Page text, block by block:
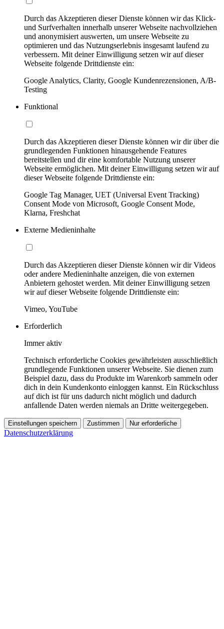
Durch das Akzeptieren dieser Dienste können wir das Klick-
und Surfverhalten innerhalb unserer Webseite nachvollziehen
und anonymisiert auswerten, um unsere Webseite zu
optimieren und das Nutzungserlebnis insgesamt laufend zu
verbessern. Mit deiner Einwilligung setzen wir auf dieser
Webseite folgende Drittdienste ein:
Google Analytics, Clarity, Google Kundenrezensionen, A/B-
Testing
Funktional
Durch das Akzeptieren dieser Dienste können wir dir über die
grundlegenden Funktionen hinausgehende Features
bereitstellen und dir eine komfortable Nutzung unserer
Webseite ermöglichen. Mit deiner Einwilligung setzen wir auf
dieser Webseite folgende Drittdienste ein:
Google Tag Manager, UET (Universal Event Tracking)
Consent Mode von Microsoft, Google Consent Mode,
Klarna, Freshchat
Externe Medieninhalte
Durch das Akzeptieren dieser Dienste können wir dir Videos
oder andere Medieninhalte anzeigen, die von externen
Anbietern gehostet werden. Mit deiner Einwilligung setzen
wir auf dieser Webseite folgende Drittdienste ein:
Vimeo, YouTube
Erforderlich
Immer aktiv
Technisch erforderliche Cookies gewährleisten ausschließlich
grundlegende Funktionen unserer Webseite. Sie dienen zum
Beispiel dazu, dass du Produkte im Warenkorb sammeln oder
dich in dein Kundenkonto einloggen kannst. Ein Rückschluss
auf dich ist für uns dadurch nicht möglich und dadurch
anfallende Daten werden niemals an Dritte weitergegeben.
Einstellungen speichern Zustimmen Nur erforderliche
Datenschutzerklärung